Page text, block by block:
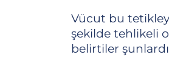
Vücut bu
şekilde tehlikeli
belirtiler